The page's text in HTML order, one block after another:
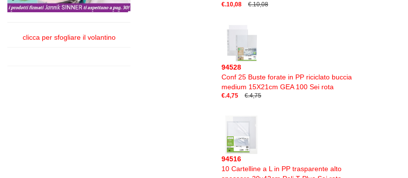
clicca per sfogliare il volantino
€.10,08 €.10,08
94528
Conf 25 Buste forate in PP riciclato buccia
medium 15X21cm GEA 100 Sei rota
€.4,75 €.4,75
94516
10 Cartelline a L in PP trasparente alto